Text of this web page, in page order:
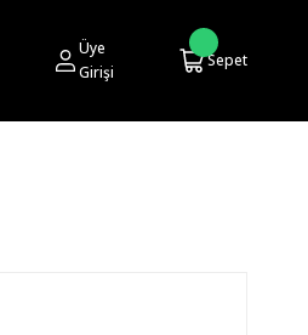
Üye
Girişi
Sepet